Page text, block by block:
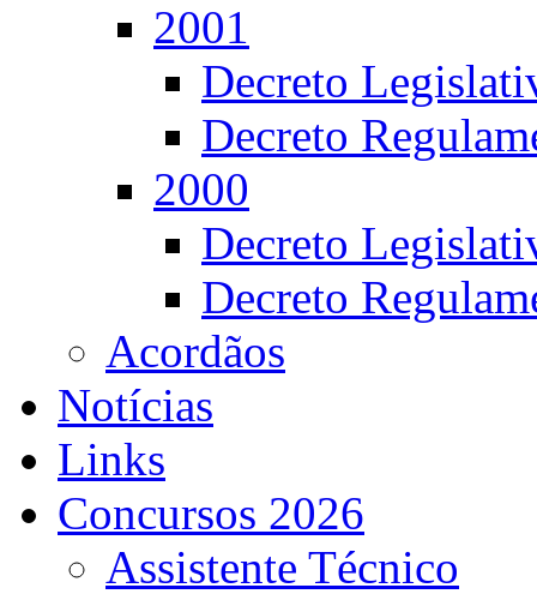
2001
Decreto
Decreto
2000
Decreto
Decreto
Acordãos
Notícias
Links
Concursos 2026
Assistente Técnico